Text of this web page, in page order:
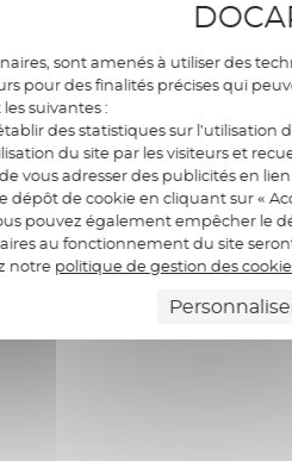
sont amenés à utiliser des
pour des finalités précises qui
suivantes :
des statistiques sur l’utilisation
du site par les visiteurs et
vous adresser des publicités en
dépôt de cookie en cliquant sur «
pouvez également empêcher le
au fonctionnement du site
notre politique de gestion des